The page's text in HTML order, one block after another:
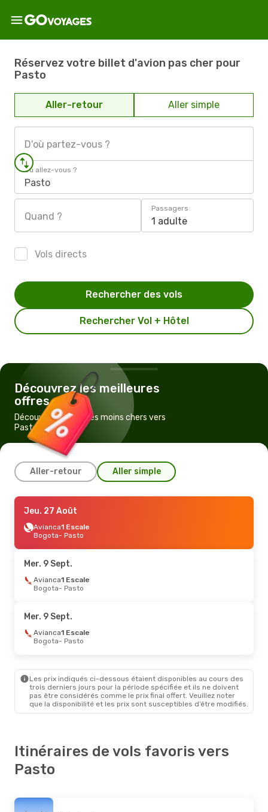
Réservez votre billet d'avion pas cher pour
Pasto
Aller-retour Aller simple
D'où partez-vous ?
Où allez-vous ?
Pasto
Quand ?
Passagers
1 adulte
Vols directs
Rechercher Vol + Hôtel
Rechercher des vols
Découvrez les meilleures
offres
Découvrez les vols les moins chers vers
Pasto
Aller-retour Aller simple
Jeu. 10 Sept.
AviancaDirect
Medellin - Pasto
Pasto- Medellin
Sam. 22 Août- Dim. 23 Août
AviancaDirect
Pasto- Bogota
Jeu. 27 Août
Avianca1 Escale
Bogota- Pasto
Mer. 9 Sept.
Avianca1 Escale
Bogota- Pasto
Mer. 9 Sept.
Avianca1 Escale
Bogota- Pasto
Les prix indiqués ci-dessous étaient disponibles au cours des
trois derniers jours pour la période spécifiée et ils ne doivent
pas être considérés comme le prix final offert. Veuillez noter
que la disponibilité et les prix sont susceptibles d’être modifiés.
Itinéraires de vols favoris vers
Pasto